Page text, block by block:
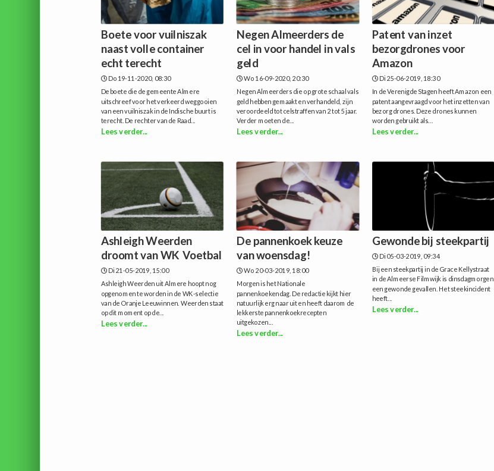
Boete voor vuilniszak
naast volle container
echt terecht
Do 19-11-2020, 08:30
De boete die de gemeente Almere
uitschreef voor het verkeerd weggooien
van een vuilniszak in de Indische buurt is
terecht. De rechter van de Raad...
Lees verder...
Negen Almeerders de
cel in voor handel in vals
geld
Wo 16-09-2020, 20:30
Negen Almeerders die op grote schaal vals
geld hebben gemaakt en verhandeld, zijn
veroordeeld tot celstraffen van 2 tot 5 jaar.
Verder moeten de...
Lees verder...
Patent van inzet
bezorgdrones voor
Amazon
Di 25-06-2019, 18:30
In de Verenigde Stagen heeft Amazon een
patent aangevraagd voor het inzetten van
bezorg drones. Deze drones kunnen
worden gebruikt als...
Lees verder...
Ashleigh Weerden
droomt van WK Voetbal
Di 21-05-2019, 15:00
Ashleigh Weerden uit Almere hoopt nog
opgenomen te worden in de WK-selectie
van de Oranje Leeuwinnen. Weerden staat
op dit moment op de...
Lees verder...
De pannenkoek keuze
van woensdag!
Wo 20-03-2019, 18:00
Morgen is het Nationale
pannenkoekendag. De redactie kijkt hier
natuurlijk erg naar uit en heeft daarom de
lekkerste pannenkoekrecepten
uitgekozen...
Lees verder...
Gewonde bij steekpartij
Di 05-03-2019, 09:34
Bij een steekpartij in de Grace Kellystraat
in de Almeerse Filmwijk is dinsdagmorgen
een gewonde gevallen. Het steekincident
heeft...
Lees verder...